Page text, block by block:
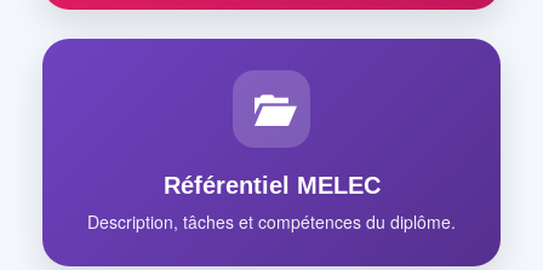
Référentiel MELEC
Description, tâches et compétences du diplôme.